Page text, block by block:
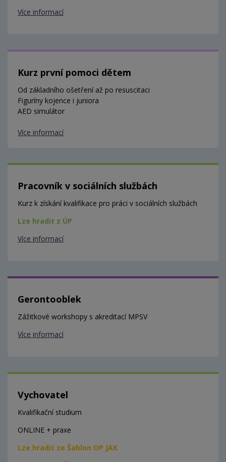
Více informací
Kurz první pomoci dětem
Od základního ošetření až po resuscitaci
Figuríny kojence i juniora
AED simulátor
Více informací
Pracovník v sociálních službách
Kurz k získání kvalifikace pro práci v sociálních službách
Lze hradit z ÚP
Více informací
Gerontooblek
Zážitkové workshopy s akreditací MPSV
Více informací
Vychovatel
Kvalifikační studium
ONLINE + praxe
Lze hradit ze Šablon OP JAK